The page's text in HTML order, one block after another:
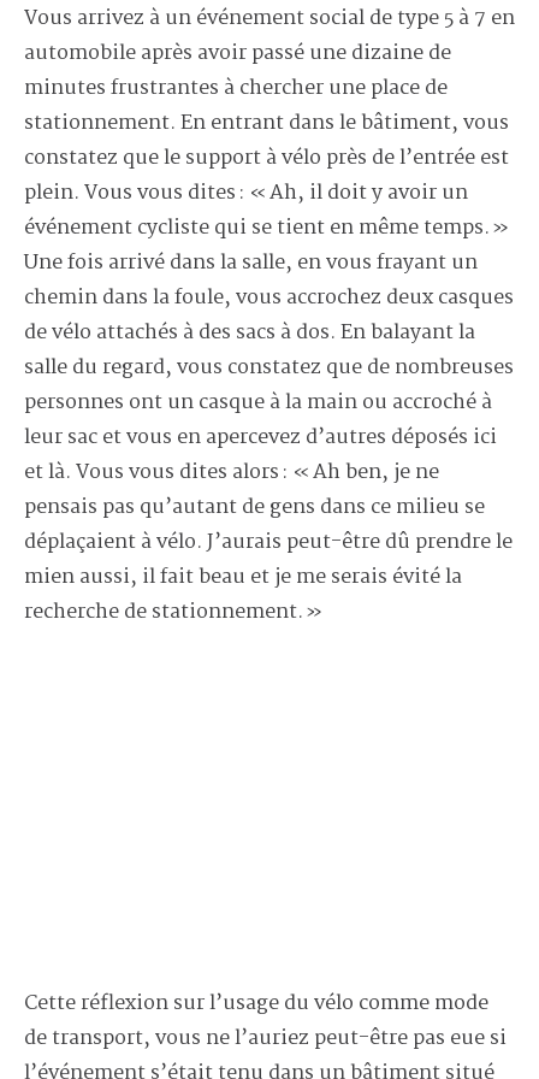
Vous arrivez à un événement social de type 5 à 7 en
automobile après avoir passé une dizaine de
minutes frustrantes à chercher une place de
stationnement. En entrant dans le bâtiment, vous
constatez que le support à vélo près de l’entrée est
plein. Vous vous dites : « Ah, il doit y avoir un
événement cycliste qui se tient en même temps. »
Une fois arrivé dans la salle, en vous frayant un
chemin dans la foule, vous accrochez deux casques
de vélo attachés à des sacs à dos. En balayant la
salle du regard, vous constatez que de nombreuses
personnes ont un casque à la main ou accroché à
leur sac et vous en apercevez d’autres déposés ici
et là. Vous vous dites alors : « Ah ben, je ne
pensais pas qu’autant de gens dans ce milieu se
déplaçaient à vélo. J’aurais peut-être dû prendre le
mien aussi, il fait beau et je me serais évité la
recherche de stationnement. »
Cette réflexion sur l’usage du vélo comme mode
de transport, vous ne l’auriez peut-être pas eue si